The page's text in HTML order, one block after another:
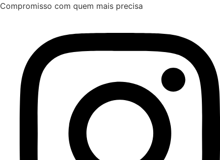
Ir
Compromisso com quem mais precisa